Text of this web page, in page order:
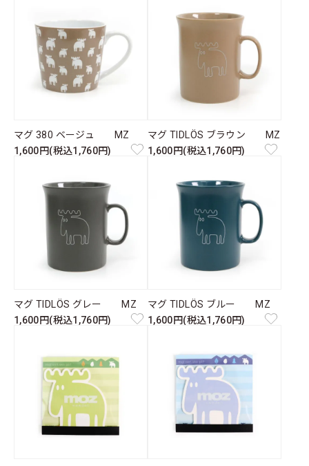
マグ 380 ベージュ MZ
1,600円(税込1,760円)
マグ TIDLÖS ブラウン MZ
1,600円(税込1,760円)
マグ TIDLÖS グレー MZ
1,600円(税込1,760円)
マグ TIDLÖS ブルー MZ
1,600円(税込1,760円)